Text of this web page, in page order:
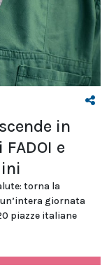
in
e
torna la
giornata
piazze italiane